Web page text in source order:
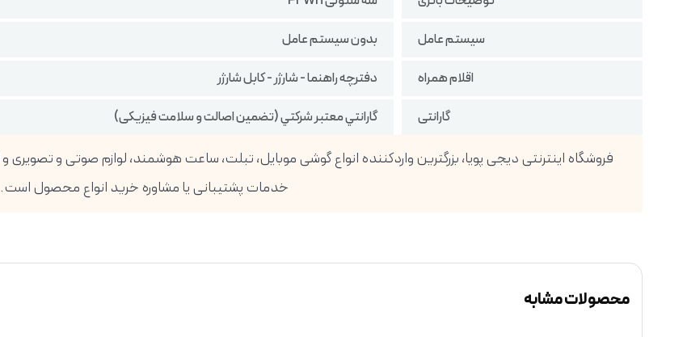
سیستم عامل
بدون سیستم عامل
اقلام همراه
دفترچه راهنما - شارژر - کابل شارژر
گارانتی
گارانتي معتبر شركتي (تضمين اصالت و سلامت فیزیکی)
خدمات پشتیبانی یا مشاوره خرید انواع محصول است.
محصولات مشابه